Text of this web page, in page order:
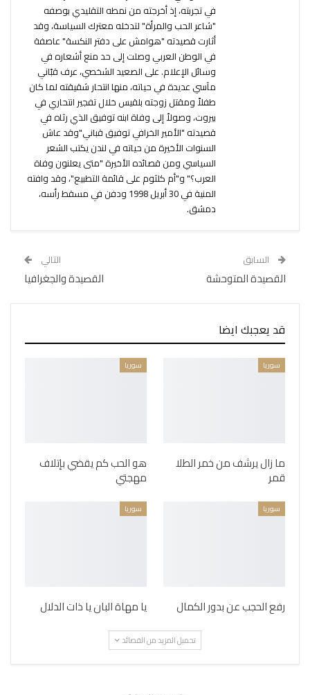
في تجربته، إذ أخرجته من نمطه التقليدي بوصفه
"شاعر الحب والمرأة" لتدخله معترك السياسة، وقد
أثارت قصيدته "هوامش على دفتر النكسة" عاصفة
في الوطن العربي وصلت إلى حد منع أشعاره في
وسائل الإعلام. على الصعيد الشخصي، عرف قبّاني
مآسي عديدة في حياته، منها انتحار شقيقته لما كان
طفلاً ومقتل زوجته بلقيس خلال تفجير انتحاري في
بيروت، وصولاً إلى وفاة ابنه توفيق الذي رثاه في
قصيدته "الأمير الخرافي توفيق قباني"وقد عاش
السنوات الأخيرة من حياته في لندن يكتب الشعر
السياسي ومن قصائده الأخيرة "متى يعلنون وفاة
العرب؟" و"أم كلثوم على قائمة التطبيع"، وقد وافته
المنية في 30 أبريل 1998 ودفن في مسقط رأسه،
دمشق.
السابق
القصيدة المتوحشة
التالي
القصيدة والجغرافيا
قد يعجبك ايضا
سوريا
ما زال يرشف من خمر الطلا
قمر
سوريا
هو الحب كم يقضي بإتلاف
مهجتي
سوريا
رفع الحجب عن بدور الكمال
سوريا
يا مهاة البان يا ذات الدلال
تحميل المزيد من القصائد